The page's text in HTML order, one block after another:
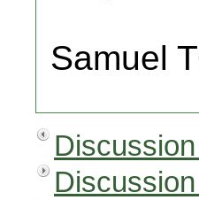
Samuel